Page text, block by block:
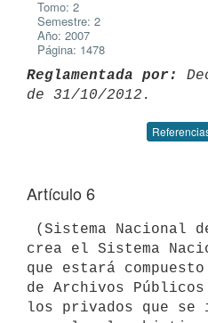
Tomo: 2
Semestre: 2
Año: 2007
Página: 1478
Reglamentada por:
Artículo 6
crea el Sistema
que estará
de Archivos
los privados que